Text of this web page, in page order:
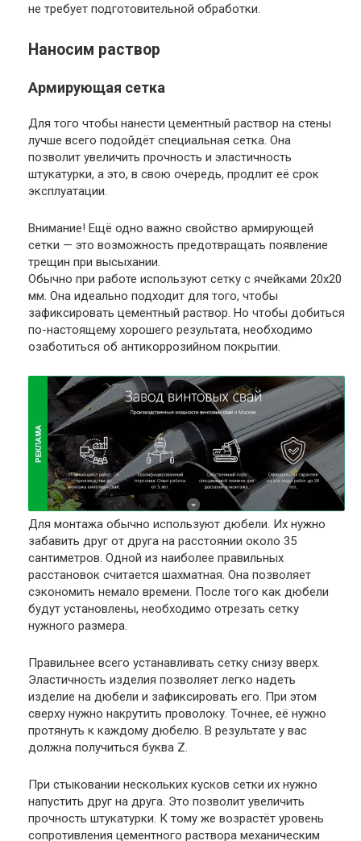
не требует подготовительной обработки.
Наносим раствор
Армирующая сетка
Для того чтобы нанести цементный раствор на стены
лучше всего подойдёт специальная сетка. Она
позволит увеличить прочность и эластичность
штукатурки, а это, в свою очередь, продлит её срок
эксплуатации.
Внимание! Ещё одно важно свойство армирующей
сетки — это возможность предотвращать появление
трещин при высыхании.
Обычно при работе используют сетку с ячейками 20х20
мм. Она идеально подходит для того, чтобы
зафиксировать цементный раствор. Но чтобы добиться
по-настоящему хорошего результата, необходимо
озаботиться об антикоррозийном покрытии.
Для монтажа обычно используют дюбели. Их нужно
забавить друг от друга на расстоянии около 35
сантиметров. Одной из наиболее правильных
расстановок считается шахматная. Она позволяет
сэкономить немало времени. После того как дюбели
будут установлены, необходимо отрезать сетку
нужного размера.
Правильнее всего устанавливать сетку снизу вверх.
Эластичность изделия позволяет легко надеть
изделие на дюбели и зафиксировать его. При этом
сверху нужно накрутить проволоку. Точнее, её нужно
протянуть к каждому дюбелю. В результате у вас
должна получиться буква Z.
При стыковании нескольких кусков сетки их нужно
напустить друг на друга. Это позволит увеличить
прочность штукатурки. К тому же возрастёт уровень
сопротивления цементного раствора механическим